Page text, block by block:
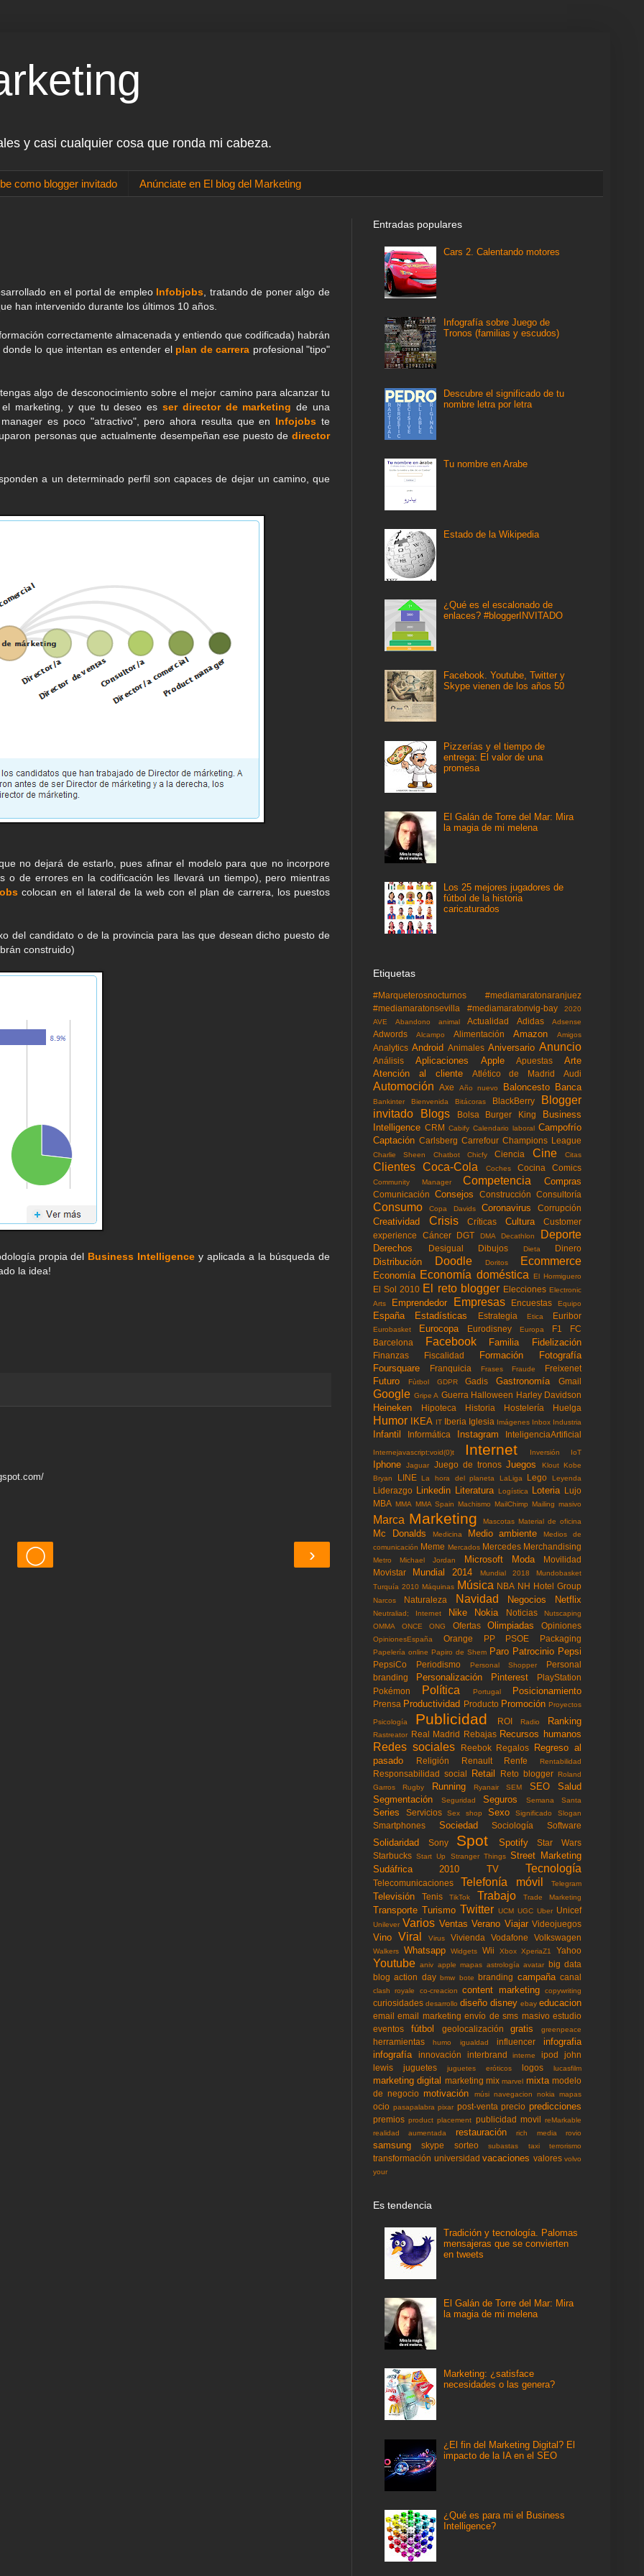
y casi cualquier cosa que ronda mi cabeza.
como blogger invitado Anúnciate en El blog del Marketing
en el portal de empleo Infobjobs , tratando de poner algo de
han intervenido durante los últimos 10 años.
correctamente almacenada y entiendo que codificada) habrán
donde lo que intentan es entender el plan de carrera profesional "tipo"
algo de desconocimiento sobre el mejor camino para alcanzar tu
marketing, y que tu deseo es ser director de marketing de una
es poco "atractivo", pero ahora resulta que en Infojobs te
personas que actualmente desempeñan ese puesto de director
a un determinado perfil son capaces de dejar un camino, que
no dejará de estarlo, pues afinar el modelo para que no incorpore
o de errores en la codificación les llevará un tiempo), pero mientras
colocan en el lateral de la web con el plan de carrera, los puestos
del candidato o de la provincia para las que desean dicho puesto de
construido)
propia del Business Intelligence y aplicada a la búsqueda de
la idea!
›
◯
Entradas populares
Cars 2. Calentando motores
Infografía sobre Juego de
Tronos (familias y escudos)
Descubre el significado de tu
nombre letra por letra
Tu nombre en Arabe
Estado de la Wikipedia
¿Qué es el escalonado de
enlaces? #bloggerINVITADO
Facebook. Youtube, Twitter y
Skype vienen de los años 50
Pizzerías y el tiempo de
entrega: El valor de una
promesa
El Galán de Torre del Mar: Mira
la magia de mi melena
Los 25 mejores jugadores de
fútbol de la historia
caricaturados
Etiquetas
#Marqueterosnocturnos
#mediamaratonaranjuez
#mediamaratonsevilla
#mediamaratonvig-bay
2020
AVE
Abandono animal Actualidad Adidas Adsense
Adwords Alcampo Alimentación Amazon Amigos
Analytics Android Animales Aniversario Anuncio
Análisis Aplicaciones Apple Apuestas
Arte
Atención al cliente
Atlético de Madrid Audi
Automoción Axe Año nuevo Baloncesto Banca
Bankinter Bienvenida Bitácoras BlackBerry
Blogger
invitado
Blogs Bolsa Burger King
Business
Intelligence CRM Cabify Calendario laboral Campofrío
Captación Carlsberg Carrefour Champions League
Charlie Sheen Chatbot Chicfy Ciencia Cine Citas
Clientes Coca-Cola Coches Cocina Comics
Community Manager Competencia Compras
Comunicación Consejos Construcción Consultoría
Consumo Copa Davids Coronavirus Corrupción
Creatividad Crisis Críticas Cultura
Customer
experience
Cáncer DGT DMA Decathlon Deporte
Derechos Desigual Dibujos Dieta Dinero
Distribución Doodle Doritos Ecommerce
Economía Economía doméstica El Hormiguero
El Sol 2010 El reto blogger Elecciones Electronic
Arts
Emprendedor Empresas Encuestas Equipo
España Estadísticas Estrategia Etica Euribor
Eurobasket Eurocopa Eurodisney Europa F1
FC
Barcelona
Facebook Familia Fidelización
Finanzas Fiscalidad Formación
Fotografía
Foursquare
Franquicia Frases Fraude Freixenet
Futuro Fùtbol GDPR Gadis Gastronomía Gmail
Google Gripe A Guerra Halloween Harley Davidson
Heineken Hipoteca Historia Hostelería Huelga
Humor IKEA IT Iberia Iglesia Imágenes Inbox Industria
Infantil Informática Instagram InteligenciaArtificial
Internejavascript:void(0)t Internet Inversión IoT
Iphone Jaguar Juego de tronos Juegos Klout Kobe
Bryan
LINE La hora del planeta LaLiga Lego Leyenda
Liderazgo Linkedin Literatura Logística Loteria Lujo
MBA MMA MMA Spain Machismo MailChimp Mailing masivo
Marca Marketing Mascotas Material de oficina
Mc Donalds Medicina Medio ambiente
Medios de
comunicación Meme Mercados Mercedes Merchandising
Metro Michael Jordan Microsoft Moda
Movilidad
Movistar
Mundial 2014 Mundial 2018
Mundobasket
Turquía 2010 Máquinas Música NBA NH Hotel Group
Narcos Naturaleza Navidad Negocios Netflix
Neutraliad; Internet Nike Nokia Noticias
Nutscaping
OMMA
ONCE ONG Ofertas Olimpiadas Opiniones
OpinionesEspaña Orange PP PSOE Packaging
Papelería online Papiro de Shem Paro Patrocinio Pepsi
PepsiCo Periodismo Personal Shopper
Personal
branding
Personalización Pinterest
PlayStation
Pokémon
Política Portugal Posicionamiento
Prensa Productividad Producto Promoción Proyectos
Psicología Publicidad ROI Radio Ranking
Rastreator Real Madrid Rebajas Recursos humanos
Redes sociales Reebok Regalos
Regreso al
pasado
Religión Renault Renfe Rentabilidad
Responsabilidad social Retail Reto blogger Roland
Garros
Rugby Running Ryanair SEM SEO
Salud
Segmentación
Seguridad Seguros Semana Santa
Series Servicios Sex shop Sexo Significado Slogan
Smartphones Sociedad Sociología Software
Solidaridad Sony Spot Spotify
Star Wars
Starbucks Start Up Stranger Things Street Marketing
Sudáfrica 2010
TV Tecnología
Telecomunicaciones Telefonía móvil Telegram
Televisión Tenis TikTok Trabajo Trade Marketing
Transporte Turismo Twitter UCM UGC Uber Unicef
Unilever Varios Ventas Verano Viajar Videojuegos
Vino Viral Virus Vivienda Vodafone Volkswagen
Walkers Whatsapp Widgets Wii Xbox XperiaZ1 Yahoo
Youtube aniv apple mapas astrología avatar big data
blog action day bmw bote branding campaña canal
clash royale co-creacion content marketing copywriting
curiosidades desarrollo diseño disney ebay educacion
email email marketing envío de sms masivo estudio
eventos
fútbol geolocalización gratis greenpeace
herramientas humo igualdad influencer
infografia
infografía
innovación interbrand interne ipod
john
lewis
juguetes juguetes eróticos logos lucasfilm
marketing digital marketing mix marvel mixta modelo
de negocio motivación músi navegacion nokia mapas
ocio pasapalabra pixar post-venta precio predicciones
premios product placement publicidad movil reMarkable
realidad aumentada
restauración rich media rovio
samsung skype sorteo subastas taxi terrorismo
transformación universidad vacaciones valores volvo
your
Es tendencia
Tradición y tecnología. Palomas
mensajeras que se convierten
en tweets
El Galán de Torre del Mar: Mira
la magia de mi melena
Marketing: ¿satisface
necesidades o las genera?
¿El fin del Marketing Digital? El
impacto de la IA en el SEO
¿Qué es para mi el Business
Intelligence?